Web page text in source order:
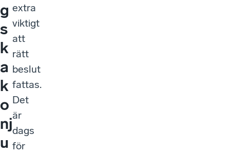
g
s
k
a
k
o
nj
u
extra
viktigt
att
rätt
beslut
fattas.
Det
är
dags
för